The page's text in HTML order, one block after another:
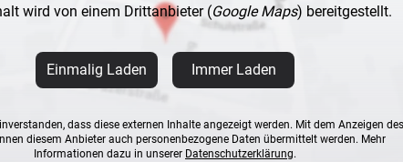
wird von einem Drittanbieter (Google Maps) bereitgestellt.
Einmalig Laden Immer Laden
dass diese externen Inhalte angezeigt werden. Mit dem Anzeigen des
diesem Anbieter auch personenbezogene Daten übermittelt werden. Mehr
Informationen dazu in unserer Datenschutzerklärung.